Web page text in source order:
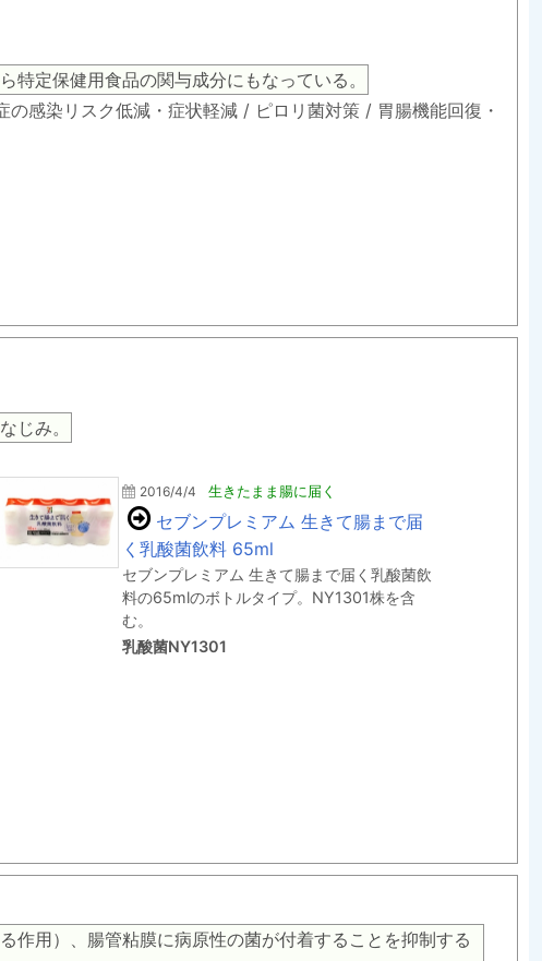
定保健用食品の関与成分にもなっている。
感染リスク低減・症状軽減 / ピロリ菌対策 / 胃腸機能回復・
じみ。
2016/4/4 生きたまま腸に届く
セブンプレミアム 生きて腸まで届
く乳酸菌飲料 65ml
セブンプレミアム 生きて腸まで届く乳酸菌飲
料の65mlのボトルタイプ。NY1301株を含
む。
乳酸菌NY1301
作用）、腸管粘膜に病原性の菌が付着することを抑制する